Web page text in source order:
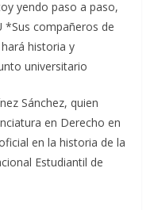
yendo paso a paso,
*Sus compañeros de
historia y
universitario
Sánchez, quien
en Derecho en
en la historia de la
Estudiantil de